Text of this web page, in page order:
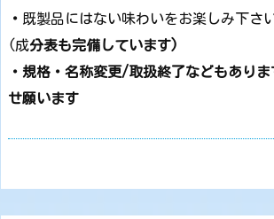
・ 既製品にはない味わいをお楽しみ下さい
(成分表も完備しています)
・規格・名称変更/取扱終了などもあり
せ願います